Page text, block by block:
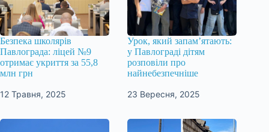
Безпека школярів
Павлограда: ліцей №9
отримає укриття за 55,8
млн грн
12 Травня, 2025
Урок, який запам’ятають:
у Павлограді дітям
розповіли про
найнебезпечніше
23 Вересня, 2025